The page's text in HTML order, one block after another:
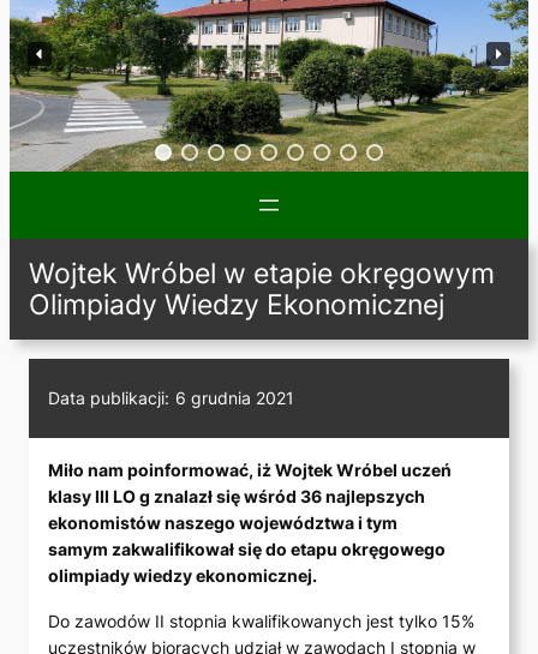
Wojtek Wróbel w etapie okręgowym
Olimpiady Wiedzy Ekonomicznej
Data publikacji: 6 grudnia 2021
Miło nam poinformować, iż Wojtek Wróbel uczeń
klasy III LO g znalazł się wśród 36 najlepszych
ekonomistów naszego województwa i tym
samym zakwalifikował się do etapu okręgowego
olimpiady wiedzy ekonomicznej.
Do zawodów II stopnia kwalifikowanych jest tylko 15%
uczestników biorących udział w zawodach I stopnia w